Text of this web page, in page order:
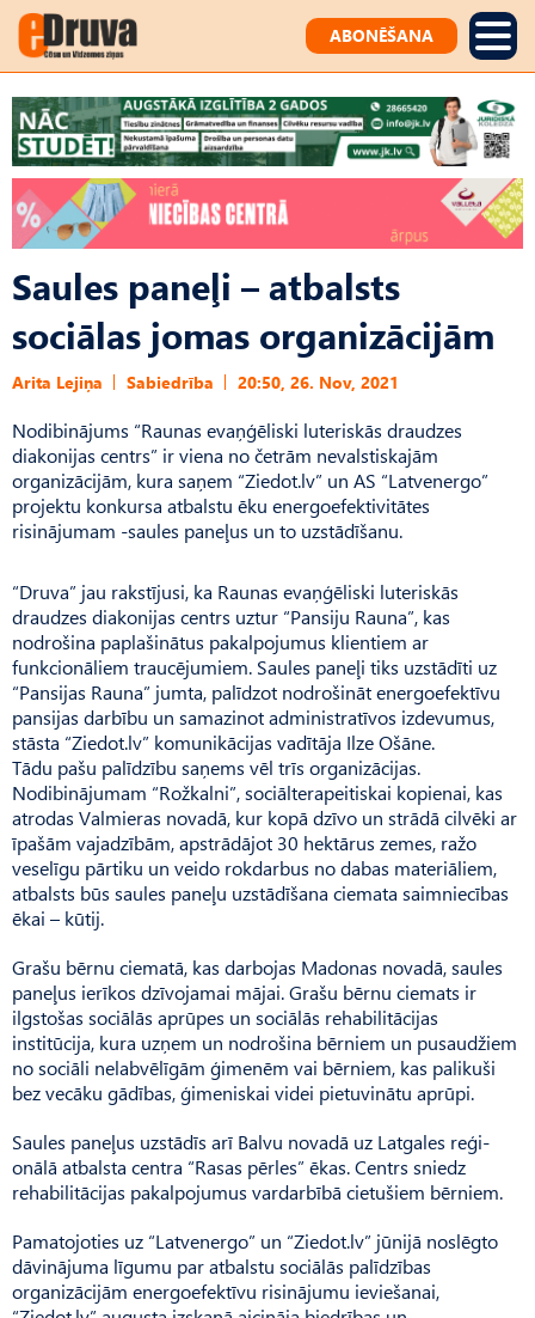
ABONĒŠANA
Saules paneļi – atbalsts
sociālas jomas organizācijām
Arita Lejiņa Sabiedrība 20:50, 26. Nov, 2021
Nodibinājums “Raunas evaņģēliski luteriskās draudzes
diakonijas centrs” ir viena no četrām nevalstiskajām
organizācijām, kura saņem “Ziedot.lv” un AS “Latvenergo”
projektu konkursa atbalstu ēku energoefektivitātes
risinājumam -saules paneļus un to uzstādīšanu.
“Druva” jau rakstījusi, ka Raunas evaņģēliski luteriskās
draudzes diakonijas centrs uztur “Pansiju Rauna”, kas
nodrošina paplašinātus pakalpojumus klientiem ar
funkcionāliem traucējumiem. Saules paneļi tiks uzstādīti uz
“Pansijas Rauna” jumta, palīdzot nodrošināt energo­efektīvu
pansijas darbību un samazinot administratīvos izdevumus,
stāsta “Ziedot.lv” komunikācijas vadītāja Ilze Ošāne.
Tādu pašu palīdzību saņems vēl trīs organizācijas.
Nodibinājumam “Rožkalni”, sociālterapeitiskai kopienai, kas
atrodas Valmieras novadā, kur kopā dzīvo un strādā cilvēki ar
īpašām vajadzībām, apstrādājot 30 hektārus zemes, ražo
veselīgu pārtiku un veido rokdarbus no dabas materiāliem,
atbalsts būs saules paneļu uzstādīšana ciemata saimniecības
ēkai – kūtij.
Grašu bērnu ciematā, kas darbojas Madonas novadā, saules
paneļus ierīkos dzīvojamai mājai. Grašu bērnu ciemats ir
ilgstošas sociālās aprūpes un soci­ālās rehabilitācijas
institūcija, kura uzņem un nodrošina bērniem un pusaudžiem
no sociāli nelabvēlīgām ģimenēm vai bērniem, kas palikuši
bez vecāku gādības, ģimeniskai videi pietuvinātu aprūpi.
Saules paneļus uzstādīs arī Balvu novadā uz Latgales reģi­
onālā atbalsta centra “Rasas pērles” ēkas. Centrs sniedz
rehabilitācijas pakalpojumus vardarbībā cietušiem bērniem.
Pamatojoties uz “Latvenergo” un “Ziedot.lv” jūnijā noslēgto
dāvinājuma līgumu par atbalstu sociālās palīdzības
organizācijām energoefektīvu risinājumu ieviešanai,